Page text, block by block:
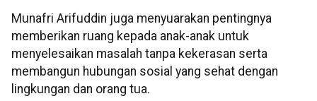
Munafri Arifuddin juga menyuarakan pentingnya
memberikan ruang kepada anak-anak untuk
menyelesaikan masalah tanpa kekerasan serta
membangun hubungan sosial yang sehat dengan
lingkungan dan orang tua.